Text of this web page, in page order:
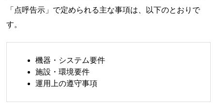
「点呼告示」で定められる主な事項は、以下のとおりで
す。
機器・システム要件
施設・環境要件
運用上の遵守事項